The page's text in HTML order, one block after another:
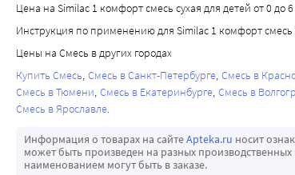
Цена на Similac 1 комфорт смесь сухая для детей от 0 до
Инструкция по применению для Similac 1 комфорт смесь
Цены на Смесь в других городах
Купить Смесь Смесь в Санкт-Петербурге Смесь в
Смесь в Тюмени Смесь в Екатеринбурге Смесь в
Смесь в Ярославле
Информация о товарах на сайтеApteka.ru носит
может быть произведен на разных
наименованием могут быть в заказе.